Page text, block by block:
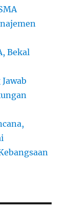
Bekal